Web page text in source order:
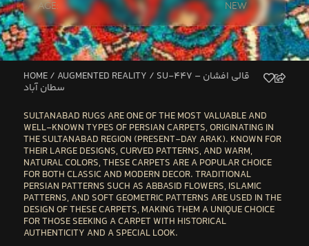
Age: New
HOME/ AUGMENTED REALITY / SU-447 – قالی افشان
سطان آباد
SULTANABAD RUGS ARE ONE OF THE MOST VALUABLE AND
WELL-KNOWN TYPES OF PERSIAN CARPETS, ORIGINATING IN
THE SULTANABAD REGION (PRESENT-DAY ARAK). KNOWN FOR
THEIR LARGE DESIGNS, CURVED PATTERNS, AND WARM,
NATURAL COLORS, THESE CARPETS ARE A POPULAR CHOICE
FOR BOTH CLASSIC AND MODERN DECOR. TRADITIONAL
PERSIAN PATTERNS SUCH AS ABBASID FLOWERS, ISLAMIC
PATTERNS, AND SOFT GEOMETRIC PATTERNS ARE USED IN THE
DESIGN OF THESE CARPETS, MAKING THEM A UNIQUE CHOICE
FOR THOSE SEEKING A CARPET WITH HISTORICAL
AUTHENTICITY AND A SPECIAL LOOK.